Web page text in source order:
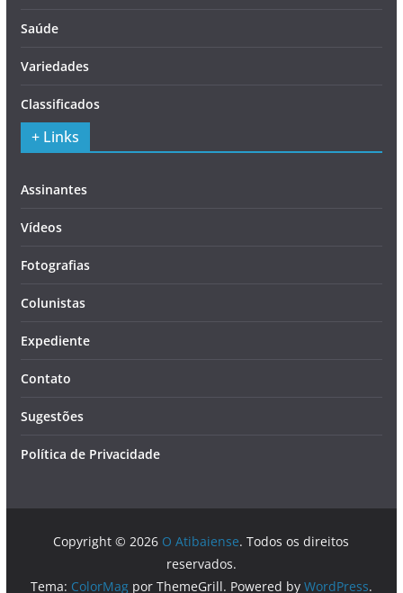
Saúde
Variedades
Classificados
+ Links
Assinantes
Vídeos
Fotografias
Colunistas
Expediente
Contato
Sugestões
Política de Privacidade
Copyright © 2026 O Atibaiense. Todos os direitos
reservados.
Tema: ColorMagpor ThemeGrill. Powered by WordPress.